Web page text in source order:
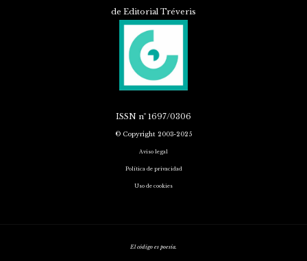
de Editorial Tréveris
ISSN nº 1697/0306
© Copyright 2003-2025
Aviso legal
Política de privacidad
Uso de cookies
El código es poesía.